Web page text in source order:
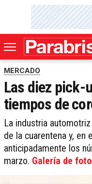
MERCADO
Las diez pick-
tiempos de
La industria
de la cuarentena y, en
anticipadamente los
marzo. Galería de